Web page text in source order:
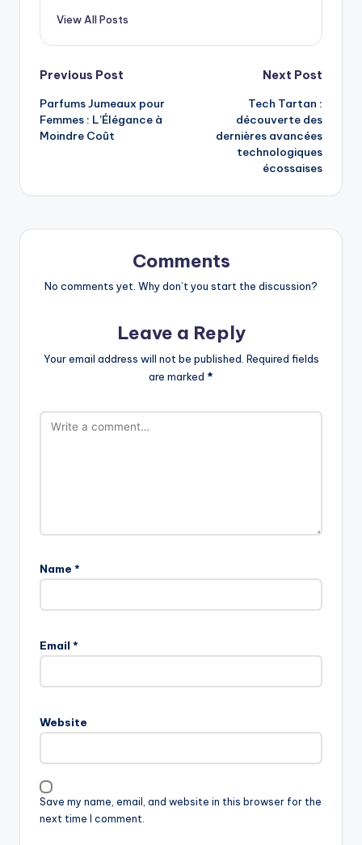
View All Posts
Post
navigation
Previous Post
Parfums Jumeaux pour
Femmes : L’Élégance à
Moindre Coût
Next Post
Tech Tartan :
découverte des
dernières avancées
technologiques
écossaises
Comments
No comments yet. Why don’t you start the discussion?
Leave a Reply
Your email address will not be published. Required fields
are marked *
Name *
Email *
Website
Save my name, email, and website in this browser for the
next time I comment.